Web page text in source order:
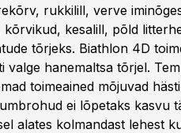
rukkilill, verve
kesalill, põld
tõrjeks. Biathlon 4D
valge hanemaltsa tõrjel.
toimeained mõjuvad
ei lõpetaks kasvu
alates kolmandast lehest